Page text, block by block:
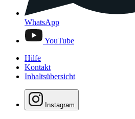
WhatsApp
YouTube
Hilfe
Kontakt
Inhaltsübersicht
Instagram